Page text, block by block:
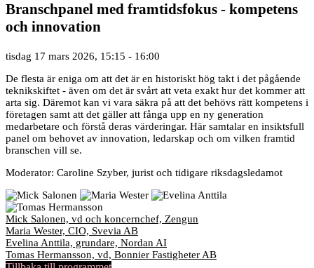
Branschpanel med framtidsfokus - kompetens
och innovation
tisdag 17 mars 2026, 15:15 - 16:00
De flesta är eniga om att det är en historiskt hög takt i det pågående
teknikskiftet - även om det är svårt att veta exakt hur det kommer att
arta sig. Däremot kan vi vara säkra på att det behövs rätt kompetens i
företagen samt att det gäller att fånga upp en ny generation
medarbetare och förstå deras värderingar. Här samtalar en insiktsfull
panel om behovet av innovation, ledarskap och om vilken framtid
branschen vill se.
Moderator: Caroline Szyber, jurist och tidigare riksdagsledamot
Mick Salonen, vd och koncernchef, Zengun
Maria Wester, CIO, Svevia AB
Evelina Anttila, grundare, Nordan AI
Tomas Hermansson, vd, Bonnier Fastigheter AB